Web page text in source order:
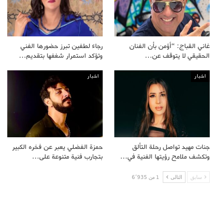
غاني القباج: “أؤمن بأن الفنان
الحقيقي لا يتوقف عن…
رجاء لطفين تبرز حضورها الفني
وتؤكد استمرار شغفها بتقديم…
اخبار
جنات مهيد تواصل رحلة التألق
وتكشف ملامح رؤيتها الفنية في…
اخبار
حمزة الفضلي يعبر عن فخره الكبير
بتجارب فنية متنوعة على…
سابق التالى 1 من 6٬935